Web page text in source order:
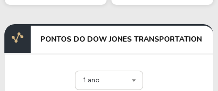
PONTOS DO DOW JONES TRANSPORTATION
1 ano